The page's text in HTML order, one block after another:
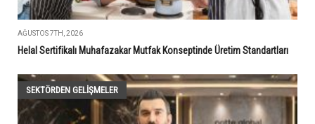
AĞUSTOS 7TH, 2026
Helal Sertifikalı Muhafazakar Mutfak Konseptinde Üretim Standartları
SEKTÖRDEN GELIŞMELER